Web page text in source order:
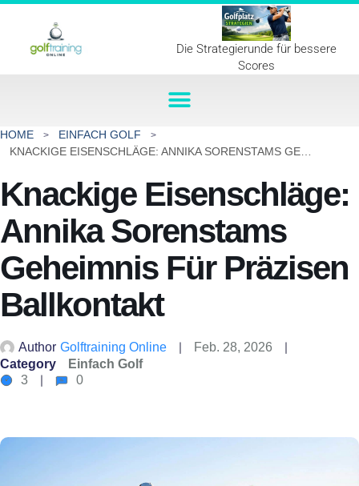
Die Strategierunde für bessere
Scores
HOME
EINFACH GOLF
Knackige Eisenschläge:
Annika Sorenstams
Geheimnis Für Präzisen
Ballkontakt
Author Golftraining Online
Feb. 28, 2026
Category
Einfach Golf
3
0